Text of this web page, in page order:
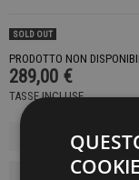
SOLD OUT
PRODOTTO NON
289,00 €
TASSE INCLUSE
COOKIE